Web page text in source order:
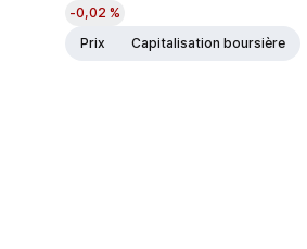
-0,02 %
Prix
Capitalisation boursière